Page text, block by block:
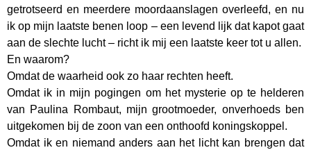
getrotseerd en meerdere moordaanslagen overleefd, en nu
ik op mijn laatste benen loop – een levend lijk dat kapot gaat
aan de slechte lucht – richt ik mij een laatste keer tot u allen.
En waarom?
Omdat de waarheid ook zo haar rechten heeft.
Omdat ik in mijn pogingen om het mysterie op te helderen
van Paulina Rombaut, mijn grootmoeder, onverhoeds ben
uitgekomen bij de zoon van een onthoofd koningskoppel.
Omdat ik en niemand anders aan het licht kan brengen dat